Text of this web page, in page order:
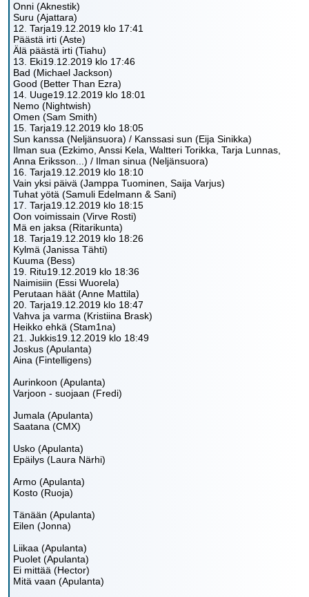
Onni (Aknestik)
Suru (Ajattara)
12. Tarja19.12.2019 klo 17:41
Päästä irti (Aste)
Älä päästä irti (Tiahu)
13. Eki19.12.2019 klo 17:46
Bad (Michael Jackson)
Good (Better Than Ezra)
14. Uuge19.12.2019 klo 18:01
Nemo (Nightwish)
Omen (Sam Smith)
15. Tarja19.12.2019 klo 18:05
Sun kanssa (Neljänsuora) / Kanssasi sun (Eija Sinikka)
Ilman sua (Ezkimo, Anssi Kela, Waltteri Torikka, Tarja Lunnas,
Anna Eriksson...) / Ilman sinua (Neljänsuora)
16. Tarja19.12.2019 klo 18:10
Vain yksi päivä (Jamppa Tuominen, Saija Varjus)
Tuhat yötä (Samuli Edelmann & Sani)
17. Tarja19.12.2019 klo 18:15
Oon voimissain (Virve Rosti)
Mä en jaksa (Ritarikunta)
18. Tarja19.12.2019 klo 18:26
Kylmä (Janissa Tähti)
Kuuma (Bess)
19. Ritu19.12.2019 klo 18:36
Naimisiin (Essi Wuorela)
Perutaan häät (Anne Mattila)
20. Tarja19.12.2019 klo 18:47
Vahva ja varma (Kristiina Brask)
Heikko ehkä (Stam1na)
21. Jukkis19.12.2019 klo 18:49
Joskus (Apulanta)
Aina (Fintelligens)
Aurinkoon (Apulanta)
Varjoon - suojaan (Fredi)
Jumala (Apulanta)
Saatana (CMX)
Usko (Apulanta)
Epäilys (Laura Närhi)
Armo (Apulanta)
Kosto (Ruoja)
Tänään (Apulanta)
Eilen (Jonna)
Liikaa (Apulanta)
Puolet (Apulanta)
Ei mittää (Hector)
Mitä vaan (Apulanta)